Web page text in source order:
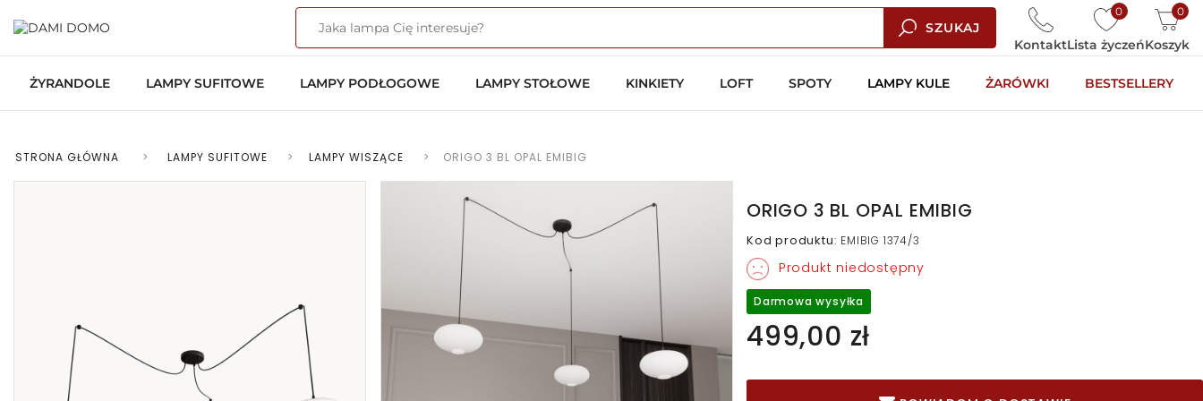
SZUKAJ
0
Lista życzeń
0
Koszyk
Kontakt
ŻYRANDOLE LAMPY SUFITOWE LAMPY PODŁOGOWE LAMPY STOŁOWE KINKIETY LOFT SPOTY LAMPY KULE ŻARÓWKI BESTSELLERY
STRONA GŁÓWNA > LAMPY SUFITOWE > LAMPY WISZĄCE > ORIGO 3 BL OPAL EMIBIG
ORIGO 3 BL OPAL EMIBIG
Kod produktu: EMIBIG 1374/3
Produkt niedostępny
Darmowa wysyłka
499,00 zł